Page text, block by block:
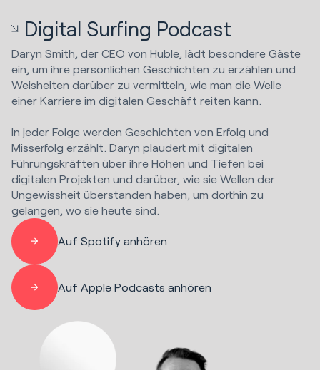
Digital Surfing Podcast
Daryn Smith, der CEO von Huble, lädt besondere Gäste
ein, um ihre persönlichen Geschichten zu erzählen und
Weisheiten darüber zu vermitteln, wie man die Welle
einer Karriere im digitalen Geschäft reiten kann.
In jeder Folge werden Geschichten von Erfolg und
Misserfolg erzählt. Daryn plaudert mit digitalen
Führungskräften über ihre Höhen und Tiefen bei
digitalen Projekten und darüber, wie sie Wellen der
Ungewissheit überstanden haben, um dorthin zu
gelangen, wo sie heute sind.
Auf Spotify anhören
Auf Apple Podcasts anhören